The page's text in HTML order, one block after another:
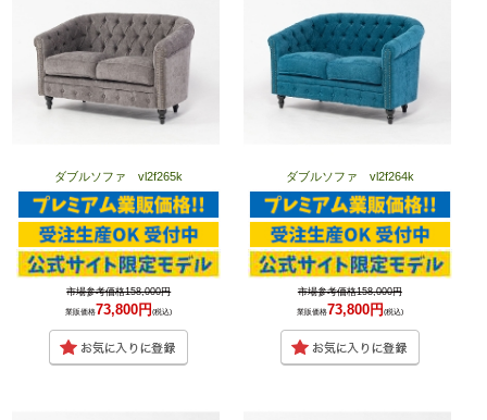
ダブルソファ vl2f265k
市場参考価格158,000円
業販価格73,800円(税込)
ダブルソファ vl2f264k
市場参考価格158,000円
業販価格73,800円 (税込)